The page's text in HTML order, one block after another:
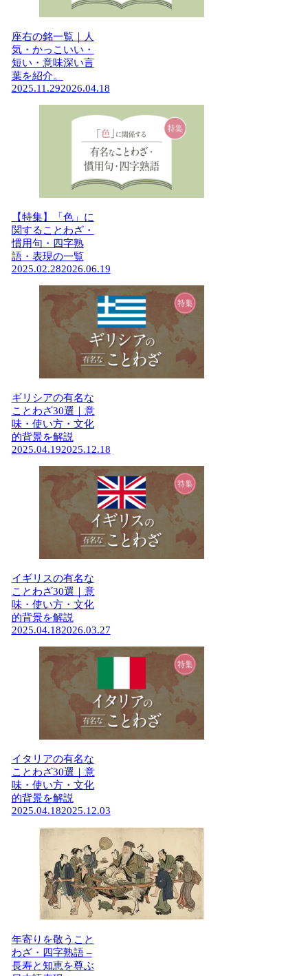
座右の銘一覧｜人
気・かっこいい・
短い・意味深い言
葉を紹介。
2025.11.292026.04.18
【特集】「色」に
関することわざ・
慣用句・四字熟
語・表現の一覧
2025.02.282026.06.19
ギリシアの有名な
ことわざ30選｜意
味・使い方・文化
的背景を解説
2025.04.192025.12.18
イギリスの有名な
ことわざ30選｜意
味・使い方・文化
的背景を解説
2025.04.182026.03.27
イタリアの有名な
ことわざ30選｜意
味・使い方・文化
的背景を解説
2025.04.182025.12.03
年寄りを敬うこと
わざ・四字熟語 –
長寿と知恵を尊ぶ